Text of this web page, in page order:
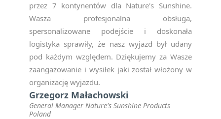
przez 7 kontynentów dla Nature's Sunshine.
Wasza profesjonalna obsługa,
spersonalizowane podejście i doskonała
logistyka sprawiły, że nasz wyjazd był udany
pod każdym względem. Dziękujemy za Wasze
zaangażowanie i wysiłek jaki został włożony w
organizację wyjazdu.
Grzegorz Małachowski
General Manager Nature's Sunshine Products
Poland